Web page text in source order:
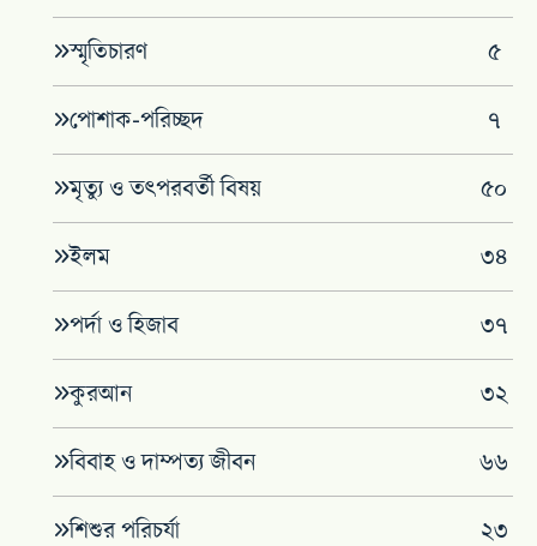
স্মৃতিচারণ ৫
পোশাক-পরিচ্ছদ ৭
মৃত্যু ও তৎপরবর্তী বিষয় ৫০
ইলম ৩৪
পর্দা ও হিজাব ৩৭
কুরআন ৩২
বিবাহ ও দাম্পত্য জীবন ৬৬
শিশুর পরিচর্যা ২৩